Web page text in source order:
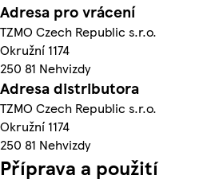
Adresa pro vrácení
TZMO Czech Republic s.r.o.
Okružní 1174
250 81 Nehvizdy
Adresa distributora
TZMO Czech Republic s.r.o.
Okružní 1174
250 81 Nehvizdy
Příprava a použití